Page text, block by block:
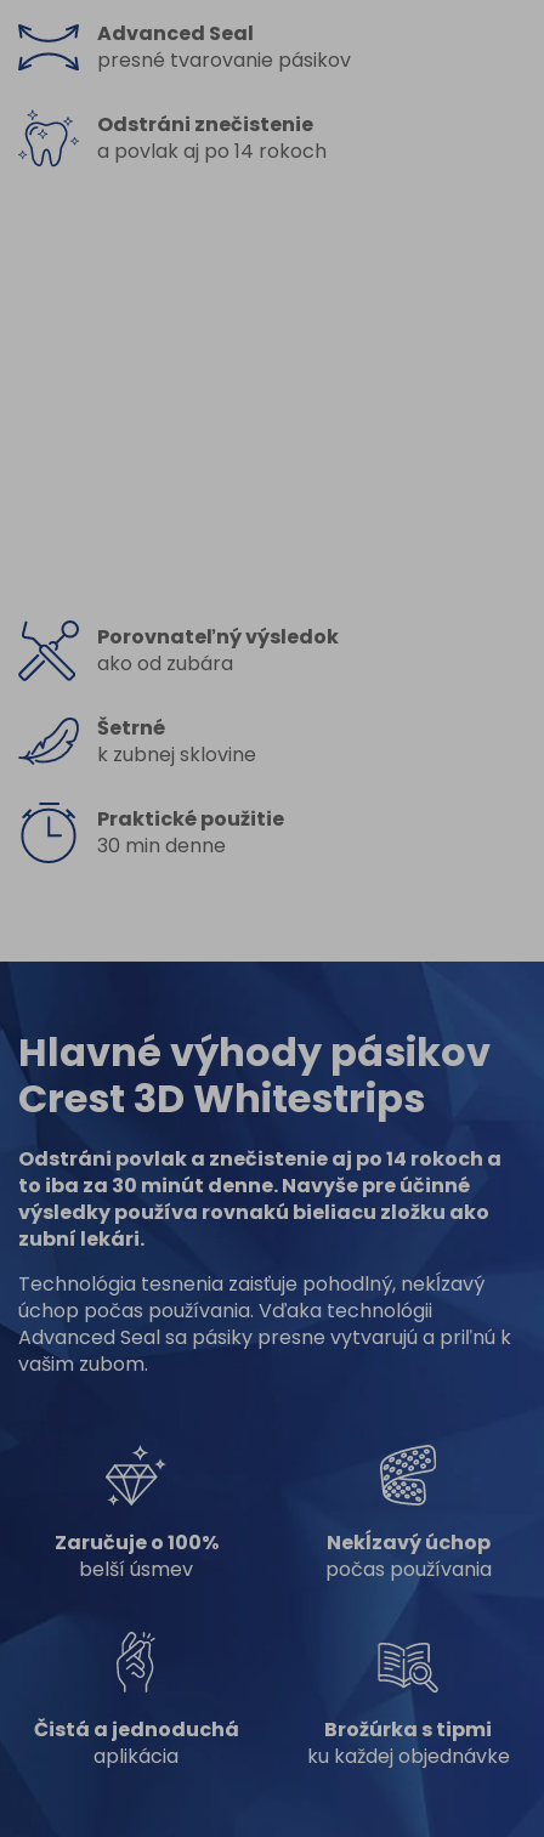
Advanced Seal
presné tvarovanie pásikov
Odstráni znečistenie
a povlak aj po 14 rokoch
Porovnateľný výsledok
ako od zubára
Šetrné
k zubnej sklovine
Praktické použitie
30 min denne
Hlavné výhody pásikov
Crest 3D Whitestrips
Odstráni povlak a znečistenie aj po 14 rokoch a
to iba za 30 minút denne. Navyše pre účinné
výsledky používa rovnakú bieliacu zložku ako
zubní lekári.
Technológia tesnenia zaisťuje pohodlný, nekĺzavý
úchop počas používania. Vďaka technológii
Advanced Seal sa pásiky presne vytvarujú a priľnú k
vašim zubom.
Zaručuje o 100%
belší úsmev
Nekĺzavý úchop
počas používania
Čistá a jednoduchá
aplikácia
Brožúrka s tipmi
ku každej objednávke